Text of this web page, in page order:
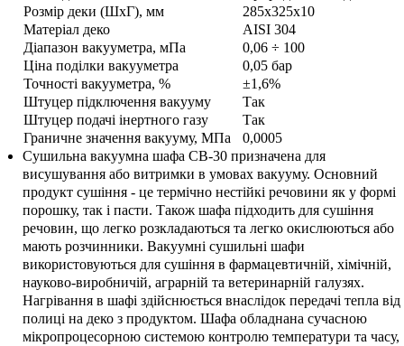
Розмір деки (ШхГ), мм
285х325х10
Матеріал деко
AISI 304
Діапазон вакууметра, мПа
0,06 ÷ 100
Ціна поділки вакууметра
0,05 бар
Точності вакууметра, %
±1,6%
Штуцер підключення вакууму
Так
Штуцер подачі інертного газу
Так
Граничне значення вакууму, МПа
0,0005
Сушильна вакуумна шафа СВ-30 призначена для
висушування або витримки в умовах вакууму. Основний
продукт сушіння - це термічно нестійкі речовини як у формі
порошку, так і пасти. Також шафа підходить для сушіння
речовин, що легко розкладаються та легко окислюються або
мають розчинники. Вакуумні сушильні шафи
використовуються для сушіння в фармацевтичній, хімічній,
науково-виробничій, аграрній та ветеринарній галузях.
Нагрівання в шафі здійснюється внаслідок передачі тепла від
полиці на деко з продуктом. Шафа обладнана сучасною
мікропроцесорною системою контролю температури та часу,